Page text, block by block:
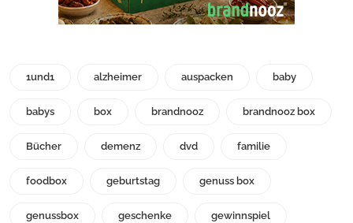
1und1 alzheimer auspacken baby
babys box brandnooz brandnooz box
Bücher demenz dvd familie
foodbox geburtstag genuss box
genussbox geschenke gewinnspiel